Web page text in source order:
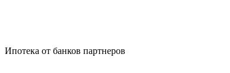
Ипотека от банков партнеров